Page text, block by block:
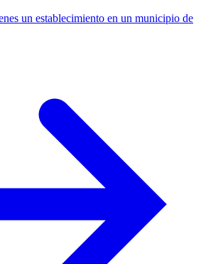
un establecimiento en un municipio de